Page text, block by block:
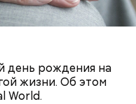
день рождения на
жизни. Об этом
World.
из организма
лучше не есть:
кресс-салат